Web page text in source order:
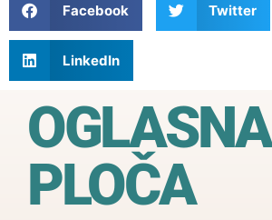
Facebook Twitter
LinkedIn
OGLASNA
PLOČA